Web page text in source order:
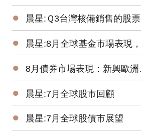
● 晨星:Ｑ3台灣核備銷售的股票型基金虧損8.77%，債券型基金虧損5.61%
● 晨星:8月全球基金市場表現，能源基金逆勢上漲2.8%、貴金屬基金下跌7.9%
● 8月債券市場表現：新興歐洲債券基金交出17.58%高報酬令人驚艷
● 晨星:7月全球股市回顧
● 晨星:7月全球股債市展望